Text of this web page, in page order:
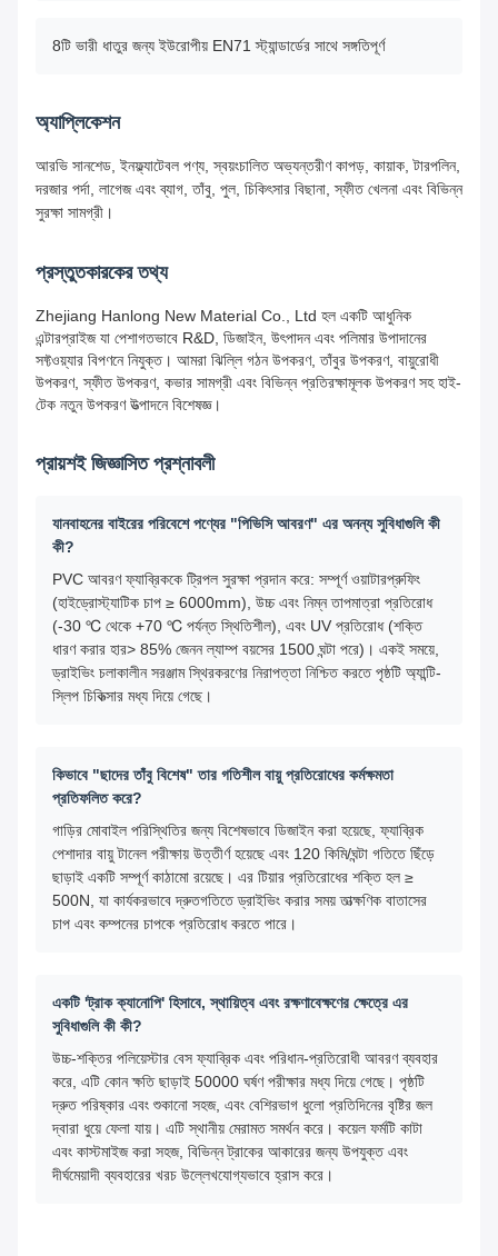
8টি ভারী ধাতুর জন্য ইউরোপীয় EN71 স্ট্যান্ডার্ডের সাথে সঙ্গতিপূর্ণ
অ্যাপ্লিকেশন
আরভি সানশেড, ইনফ্ল্যাটেবল পণ্য, স্বয়ংচালিত অভ্যন্তরীণ কাপড়, কায়াক, টারপলিন,
দরজার পর্দা, লাগেজ এবং ব্যাগ, তাঁবু, পুল, চিকিৎসার বিছানা, স্ফীত খেলনা এবং বিভিন্ন
সুরক্ষা সামগ্রী।
প্রস্তুতকারকের তথ্য
Zhejiang Hanlong New Material Co., Ltd হল একটি আধুনিক
এন্টারপ্রাইজ যা পেশাগতভাবে R&D, ডিজাইন, উৎপাদন এবং পলিমার উপাদানের
সফ্টওয়্যার বিপণনে নিযুক্ত। আমরা ঝিল্লি গঠন উপকরণ, তাঁবুর উপকরণ, বায়ুরোধী
উপকরণ, স্ফীত উপকরণ, কভার সামগ্রী এবং বিভিন্ন প্রতিরক্ষামূলক উপকরণ সহ হাই-
টেক নতুন উপকরণ উত্পাদনে বিশেষজ্ঞ।
প্রায়শই জিজ্ঞাসিত প্রশ্নাবলী
যানবাহনের বাইরের পরিবেশে পণ্যের "পিভিসি আবরণ" এর অনন্য সুবিধাগুলি কী
কী?
PVC আবরণ ফ্যাব্রিককে ট্রিপল সুরক্ষা প্রদান করে: সম্পূর্ণ ওয়াটারপ্রুফিং
(হাইড্রোস্ট্যাটিক চাপ ≥ 6000mm), উচ্চ এবং নিম্ন তাপমাত্রা প্রতিরোধ
(-30 ℃ থেকে +70 ℃ পর্যন্ত স্থিতিশীল), এবং UV প্রতিরোধ (শক্তি
ধারণ করার হার> 85% জেনন ল্যাম্প বয়সের 1500 ঘন্টা পরে)। একই সময়ে,
ড্রাইভিং চলাকালীন সরঞ্জাম স্থিরকরণের নিরাপত্তা নিশ্চিত করতে পৃষ্ঠটি অ্যান্টি-
স্লিপ চিকিত্সার মধ্য দিয়ে গেছে।
কিভাবে "ছাদের তাঁবু বিশেষ" তার গতিশীল বায়ু প্রতিরোধের কর্মক্ষমতা
প্রতিফলিত করে?
গাড়ির মোবাইল পরিস্থিতির জন্য বিশেষভাবে ডিজাইন করা হয়েছে, ফ্যাব্রিক
পেশাদার বায়ু টানেল পরীক্ষায় উত্তীর্ণ হয়েছে এবং 120 কিমি/ঘন্টা গতিতে ছিঁড়ে
ছাড়াই একটি সম্পূর্ণ কাঠামো রয়েছে। এর টিয়ার প্রতিরোধের শক্তি হল ≥
500N, যা কার্যকরভাবে দ্রুতগতিতে ড্রাইভিং করার সময় তাত্ক্ষণিক বাতাসের
চাপ এবং কম্পনের চাপকে প্রতিরোধ করতে পারে।
একটি 'ট্রাক ক্যানোপি' হিসাবে, স্থায়িত্ব এবং রক্ষণাবেক্ষণের ক্ষেত্রে এর
সুবিধাগুলি কী কী?
উচ্চ-শক্তির পলিয়েস্টার বেস ফ্যাব্রিক এবং পরিধান-প্রতিরোধী আবরণ ব্যবহার
করে, এটি কোন ক্ষতি ছাড়াই 50000 ঘর্ষণ পরীক্ষার মধ্য দিয়ে গেছে। পৃষ্ঠটি
দ্রুত পরিষ্কার এবং শুকানো সহজ, এবং বেশিরভাগ ধুলো প্রতিদিনের বৃষ্টির জল
দ্বারা ধুয়ে ফেলা যায়। এটি স্থানীয় মেরামত সমর্থন করে। কয়েল ফর্মটি কাটা
এবং কাস্টমাইজ করা সহজ, বিভিন্ন ট্রাকের আকারের জন্য উপযুক্ত এবং
দীর্ঘমেয়াদী ব্যবহারের খরচ উল্লেখযোগ্যভাবে হ্রাস করে।